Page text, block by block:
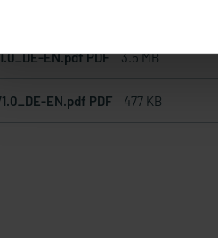
EN.pdf PDF 3.5 MB
EN.pdf PDF 477 KB